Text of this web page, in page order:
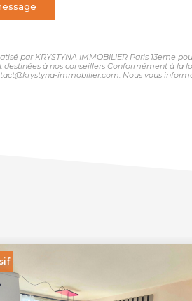
par KRYSTYNA IMMOBILIER Paris 13eme
à nos conseillers Conformément à la
immobilier.com. Nous vous